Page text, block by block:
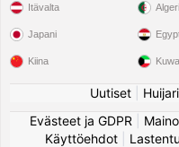
Itävalta
Japani
Kiina
Uutiset
Evästeet ja GDPR
Käyttöehdot